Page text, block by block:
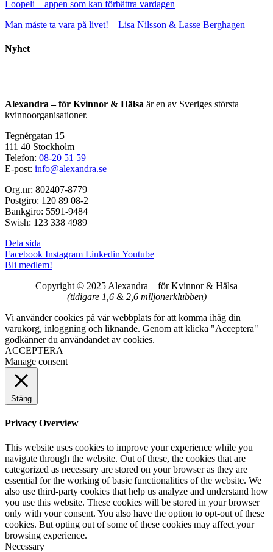
Loopeli – appen som kan förbättra vardagen
Man måste ta vara på livet! – Lisa Nilsson & Lasse Berghagen
Nyhet
Alexandra – för Kvinnor & Hälsa är en av Sveriges största
kvinnoorganisationer.
Tegnérgatan 15
111 40 Stockholm
Telefon: 08-20 51 59
E-post: info@alexandra.se
Org.nr: 802407-8779
Postgiro: 120 89 08-2
Bankgiro: 5591-9484
Swish: 123 338 4989
Dela sida
Facebook Instagram Linkedin Youtube
Bli medlem!
Copyright © 2025 Alexandra – för Kvinnor & Hälsa
(tidigare 1,6 & 2,6 miljonerklubben)
Vi använder cookies på vår webbplats för att komma ihåg din
varukorg, inloggning och liknande. Genom att klicka "Acceptera"
godkänner du användandet av cookies.
ACCEPTERA
Manage consent
Stäng
Privacy Overview
This website uses cookies to improve your experience while you
navigate through the website. Out of these, the cookies that are
categorized as necessary are stored on your browser as they are
essential for the working of basic functionalities of the website. We
also use third-party cookies that help us analyze and understand how
you use this website. These cookies will be stored in your browser
only with your consent. You also have the option to opt-out of these
cookies. But opting out of some of these cookies may affect your
browsing experience.
Necessary